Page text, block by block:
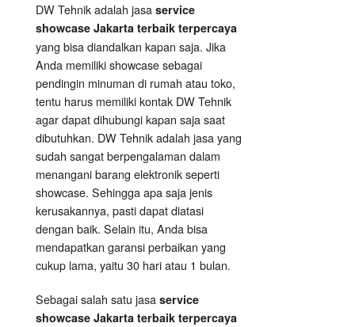
DW Tehnik adalah jasa service
showcase Jakarta terbaik terpercaya
yang bisa diandalkan kapan saja. Jika
Anda memiliki showcase sebagai
pendingin minuman di rumah atau toko,
tentu harus memiliki kontak DW Tehnik
agar dapat dihubungi kapan saja saat
dibutuhkan. DW Tehnik adalah jasa yang
sudah sangat berpengalaman dalam
menangani barang elektronik seperti
showcase. Sehingga apa saja jenis
kerusakannya, pasti dapat diatasi
dengan baik. Selain itu, Anda bisa
mendapatkan garansi perbaikan yang
cukup lama, yaitu 30 hari atau 1 bulan.
Sebagai salah satu jasa service
showcase Jakarta terbaik terpercaya